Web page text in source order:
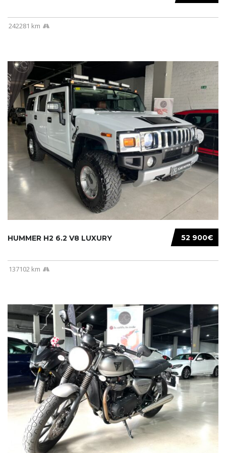
242281 km
52 900€
HUMMER H2 6.2 V8 LUXURY
137102 km